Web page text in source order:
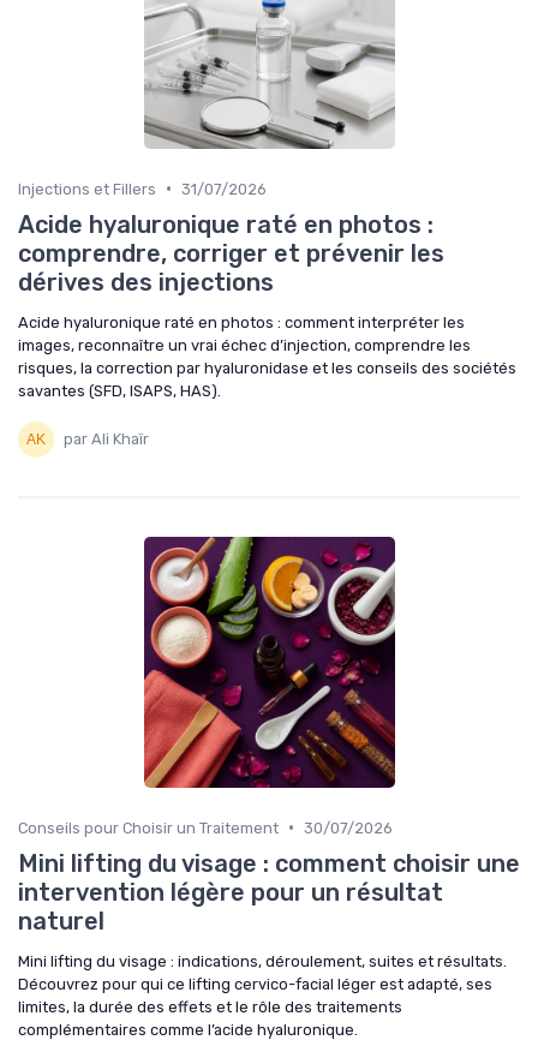
Injections et Fillers • 31/07/2026
Acide hyaluronique raté en photos :
comprendre, corriger et prévenir les
dérives des injections
Acide hyaluronique raté en photos : comment interpréter les
images, reconnaître un vrai échec d’injection, comprendre les
risques, la correction par hyaluronidase et les conseils des sociétés
savantes (SFD, ISAPS, HAS).
par Ali Khaïr
Conseils pour Choisir un Traitement • 30/07/2026
Mini lifting du visage : comment choisir une
intervention légère pour un résultat
naturel
Mini lifting du visage : indications, déroulement, suites et résultats.
Découvrez pour qui ce lifting cervico-facial léger est adapté, ses
limites, la durée des effets et le rôle des traitements
complémentaires comme l’acide hyaluronique.